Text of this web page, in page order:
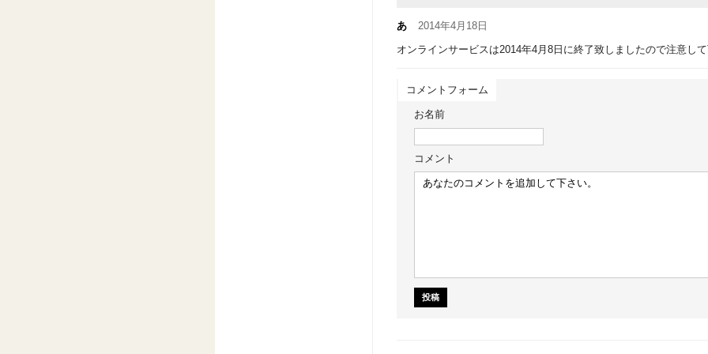
あ 2014年4月18日
オンラインサービスは2014年4月8日に終了致しましたので注意して
コメントフォーム
お名前
コメント